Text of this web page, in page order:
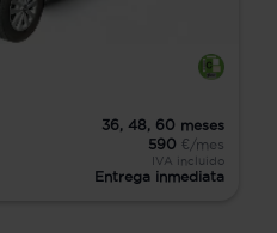
36, 48, 60 meses
590 €/mes
IVA incluido
Entrega inmediata